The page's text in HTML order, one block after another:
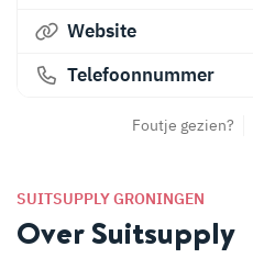
SUITSUPPLY GRONINGEN
Over Suitsupply
Website
Telefoonnummer
Foutje gezien?